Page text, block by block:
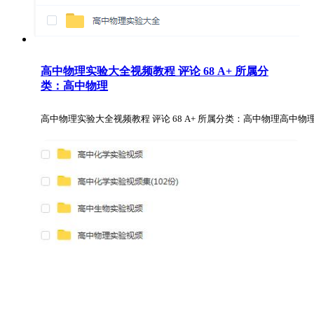
高中物理实验大全视频教程 评论 68 A+ 所属分
类：高中物理
高中物理实验大全视频教程 评论 68 A+ 所属分类：高中物理高中物